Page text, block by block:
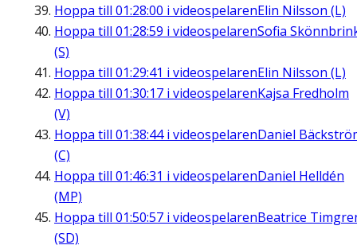
Hoppa till 01:28:00 i videospelarenElin Nilsson (L)
Hoppa till 01:28:59 i videospelarenSofia
(S)
Hoppa till 01:29:41 i videospelarenElin Nilsson (L)
Hoppa till 01:30:17 i videospelarenKajsa Fredholm
(V)
Hoppa till 01:38:44i videospelarenDaniel
(C)
Hoppa till 01:46:31 i videospelarenDaniel Helldén
(MP)
Hoppa till 01:50:57 i videospelarenBeatrice
(SD)